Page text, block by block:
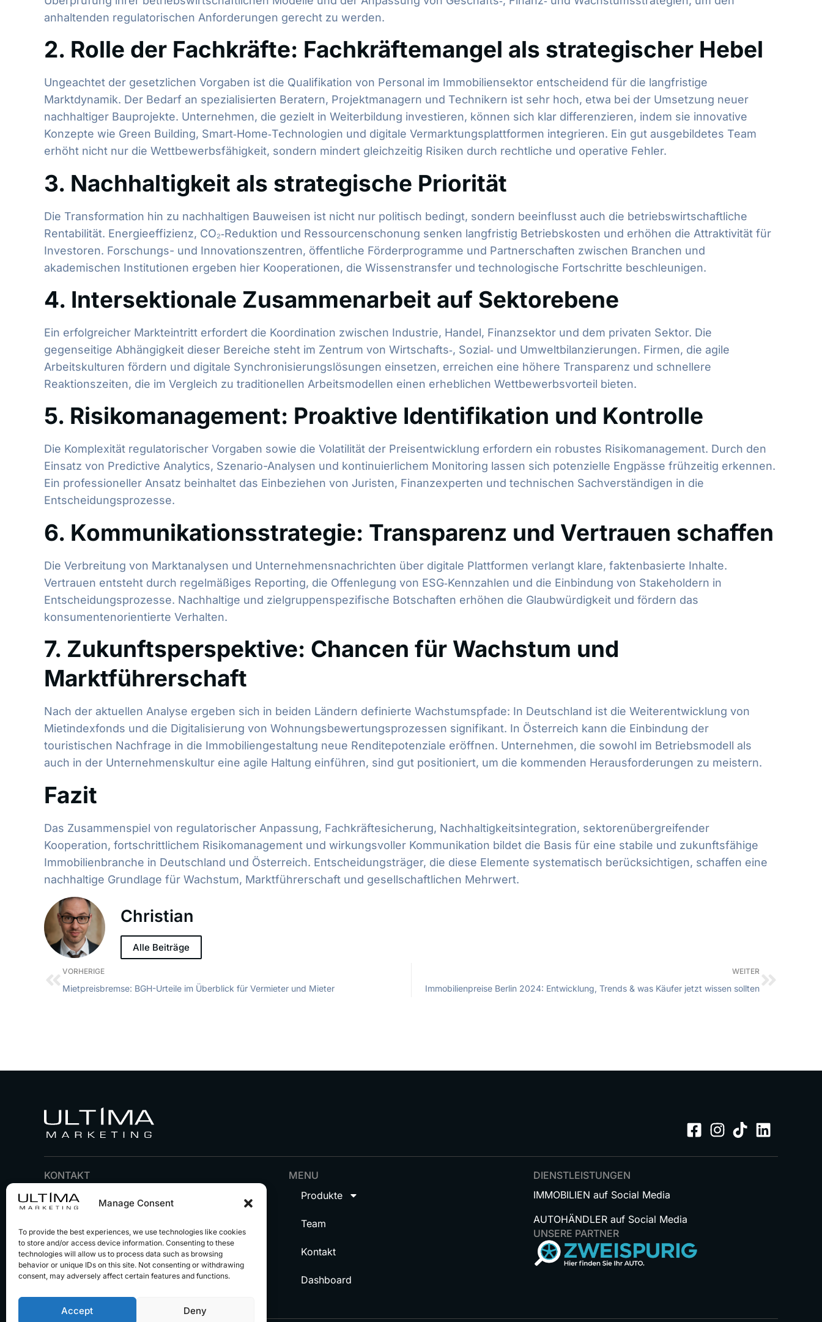
Manage Consent
To provide the best experiences, we use technologies like cookies
to store and/or access device information. Consenting to these
technologies will allow us to process data such as browsing
behavior or unique IDs on this site. Not consenting or withdrawing
consent, may adversely affect certain features and functions.
Accept Deny
anhaltenden regulatorischen Anforderungen gerecht zu werden.
2. Rolle der Fachkräfte: Fachkräftemangel als strategischer Hebel
Ungeachtet der gesetzlichen Vorgaben ist die Qualifikation von Personal im Immobiliensektor entscheidend für die langfristige
Marktdynamik. Der Bedarf an spezialisierten Beratern, Projektmanagern und Technikern ist sehr hoch, etwa bei der Umsetzung neuer
nachhaltiger Bauprojekte. Unternehmen, die gezielt in Weiterbildung investieren, können sich klar differenzieren, indem sie innovative
Konzepte wie Green Building, Smart‑Home‑Technologien und digitale Vermarktungsplattformen integrieren. Ein gut ausgebildetes Team
erhöht nicht nur die Wettbewerbsfähigkeit, sondern mindert gleichzeitig Risiken durch rechtliche und operative Fehler.
3. Nachhaltigkeit als strategische Priorität
Die Transformation hin zu nachhaltigen Bauweisen ist nicht nur politisch bedingt, sondern beeinflusst auch die betriebswirtschaftliche
Rentabilität. Energieeffizienz, CO₂‑Reduktion und Ressourcenschonung senken langfristig Betriebskosten und erhöhen die Attraktivität für
Investoren. Forschungs- und Innovationszentren, öffentliche Förderprogramme und Partnerschaften zwischen Branchen und
akademischen Institutionen ergeben hier Kooperationen, die Wissenstransfer und technologische Fortschritte beschleunigen.
4. Intersektionale Zusammenarbeit auf Sektorebene
Ein erfolgreicher Markteintritt erfordert die Koordination zwischen Industrie, Handel, Finanzsektor und dem privaten Sektor. Die
gegenseitige Abhängigkeit dieser Bereiche steht im Zentrum von Wirtschafts‑, Sozial‑ und Umweltbilanzierungen. Firmen, die agile
Arbeitskulturen fördern und digitale Synchronisierungslösungen einsetzen, erreichen eine höhere Transparenz und schnellere
Reaktionszeiten, die im Vergleich zu traditionellen Arbeitsmodellen einen erheblichen Wettbewerbsvorteil bieten.
5. Risikomanagement: Proaktive Identifikation und Kontrolle
Die Komplexität regulatorischer Vorgaben sowie die Volatilität der Preisentwicklung erfordern ein robustes Risikomanagement. Durch den
Einsatz von Predictive Analytics, Szenario-Analysen und kontinuierlichem Monitoring lassen sich potenzielle Engpässe frühzeitig erkennen.
Ein professioneller Ansatz beinhaltet das Einbeziehen von Juristen, Finanzexperten und technischen Sachverständigen in die
Entscheidungsprozesse.
6. Kommunikationsstrategie: Transparenz und Vertrauen schaffen
Die Verbreitung von Marktanalysen und Unternehmensnachrichten über digitale Plattformen verlangt klare, faktenbasierte Inhalte.
Vertrauen entsteht durch regelmäßiges Reporting, die Offenlegung von ESG‑Kennzahlen und die Einbindung von Stakeholdern in
Entscheidungsprozesse. Nachhaltige und zielgruppenspezifische Botschaften erhöhen die Glaubwürdigkeit und fördern das
konsumentenorientierte Verhalten.
7. Zukunftsperspektive: Chancen für Wachstum und
Marktführerschaft
Nach der aktuellen Analyse ergeben sich in beiden Ländern definierte Wachstumspfade: In Deutschland ist die Weiterentwicklung von
Mietindexfonds und die Digitalisierung von Wohnungsbewertungsprozessen signifikant. In Österreich kann die Einbindung der
touristischen Nachfrage in die Immobiliengestaltung neue Renditepotenziale eröffnen. Unternehmen, die sowohl im Betriebsmodell als
auch in der Unternehmenskultur eine agile Haltung einführen, sind gut positioniert, um die kommenden Herausforderungen zu meistern.
Fazit
Das Zusammenspiel von regulatorischer Anpassung, Fachkräftesicherung, Nachhaltigkeitsintegration, sektorenübergreifender
Kooperation, fortschrittlichem Risikomanagement und wirkungsvoller Kommunikation bildet die Basis für eine stabile und zukunftsfähige
Immobilienbranche in Deutschland und Österreich. Entscheidungsträger, die diese Elemente systematisch berücksichtigen, schaffen eine
nachhaltige Grundlage für Wachstum, Marktführerschaft und gesellschaftlichen Mehrwert.
Christian
Alle Beiträge
VORHERIGE
Mietpreisbremse: BGH-Urteile im Überblick für Vermieter und Mieter
WEITER
Immobilienpreise Berlin 2024: Entwicklung, Trends & was Käufer jetzt wissen sollten
KONTAKT
+43 1 / 44 200 52
A-1010 Wien, Seitenstettengasse 5
MENU
Produkte
Team
Kontakt
Dashboard
DIENSTLEISTUNGEN
IMMOBILIEN auf Social Media
AUTOHÄNDLER auf Social Media
UNSERE PARTNER